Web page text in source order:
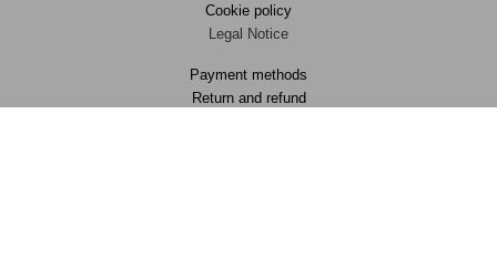
Cookie policy
Legal Notice
Payment methods
Return and refund